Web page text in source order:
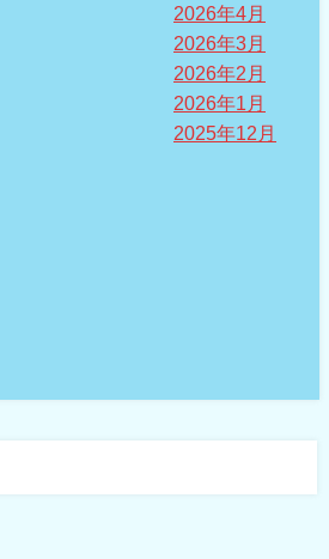
2026年4月
2026年3月
2026年2月
2026年1月
2025年12月